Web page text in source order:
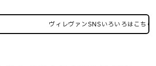
ヴィレヴァンSNSいろいろはこちら！